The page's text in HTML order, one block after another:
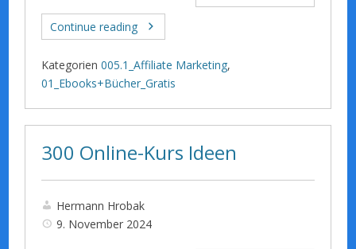
Continue reading
Kategorien 005.1_Affiliate Marketing,
01_Ebooks+Bücher_Gratis
300 Online-Kurs Ideen
Hermann Hrobak
9. November 2024